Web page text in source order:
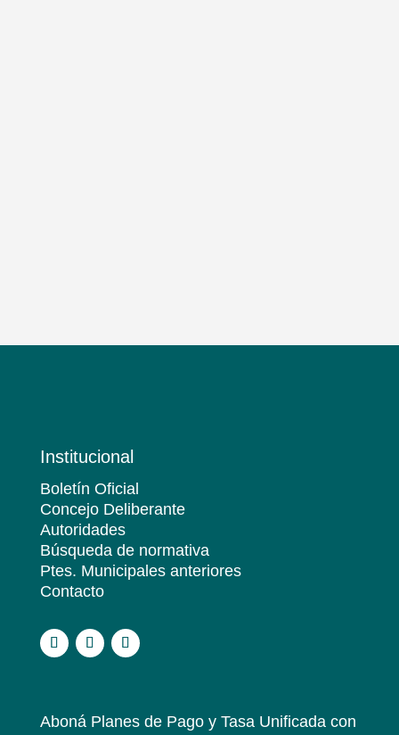
Institucional
Boletín Oficial
Concejo Deliberante
Autoridades
Búsqueda de normativa
Ptes. Municipales anteriores
Contacto
Aboná Planes de Pago y Tasa Unificadacon